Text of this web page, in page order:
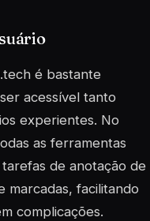
é bastante
acessível tanto
experientes. No
as ferramentas
de anotação de
marcadas, facilitando
complicações.